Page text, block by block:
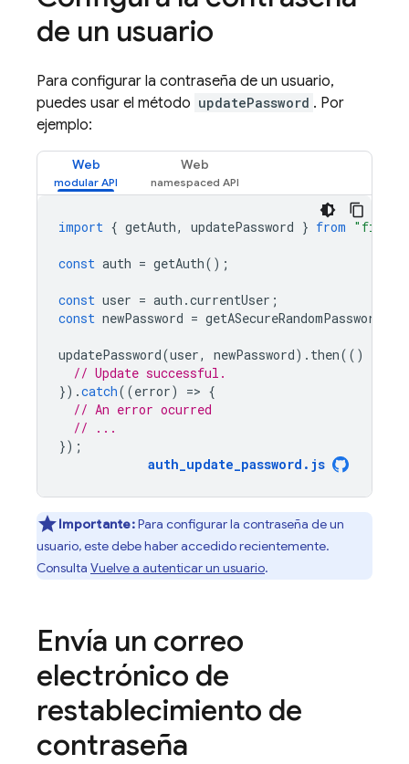
de un usuario
Para configurar la contraseña de un usuario,
puedes usar el método updatePassword . Por
ejemplo:
Web Web
import { getAuth, updatePassword } from
const auth = getAuth();
const user = auth .currentUser ;
const newPassword = getASecureRandomPassword
updatePassword(user, newPassword). then(()
// Update successful.
}).catch((error) => {
// An error ocurred
// ...
});
auth_update_password . js
Importante:Para configurar la contraseña de un
usuario, este debe haber accedido recientemente.
Consulta Vuelve a autenticar un usuario.
Envía un correo
electrónico de
restablecimiento de
contraseña